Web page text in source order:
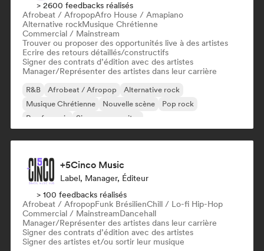
> 2600 feedbacks réalisés
Afrobeat / AfropopAfro House / Amapiano
Alternative rockMusique Chrétienne
Commercial / Mainstream
Trouver ou proposer des opportunités live à des artistes
Ecrire des retours détaillés/constructifs
Signer des contrats d’édition avec des artistes
Manager/Représenter des artistes dans leur carrière
R&B Afrobeat / Afropop
Alternative rock
Musique Chrétienne
Nouvelle scène
Pop rock
Rap francais
Singer-songwriter
+5Cinco Music
Label, Manager, Éditeur
> 100 feedbacks réalisés
Afrobeat / AfropopFunk BrésilienChill / Lo-fi Hip-Hop
Commercial / MainstreamDancehall
Manager/Représenter des artistes dans leur carrière
Signer des contrats d’édition avec des artistes
Signer des artistes et/ou sortir leur musique